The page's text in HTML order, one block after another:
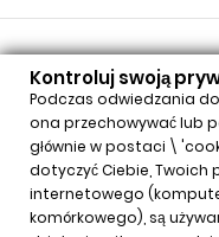
PRODUKTY
NASZA FIRMA
TWOJE KONTO
INFORMACJE
Kontroluj swoją
Kontroluj swoją
Podczas odwiedzania
ona przechowywać lub
głównie w postaci \
dotyczyć Ciebie, Twoich
internetowego
komórkowego), są